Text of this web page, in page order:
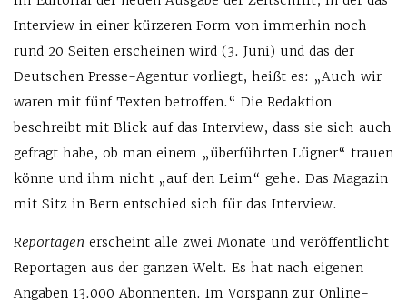
Interview in einer kürzeren Form von immerhin noch
rund 20 Seiten erscheinen wird (3. Juni) und das der
Deutschen Presse-Agentur vorliegt, heißt es: „Auch wir
waren mit fünf Texten betroffen.“ Die Redaktion
beschreibt mit Blick auf das Interview, dass sie sich auch
gefragt habe, ob man einem „überführten Lügner“ trauen
könne und ihm nicht „auf den Leim“ gehe. Das Magazin
mit Sitz in Bern entschied sich für das Interview.
Reportagen erscheint alle zwei Monate und veröffentlicht
Reportagen aus der ganzen Welt. Es hat nach eigenen
Angaben 13.000 Abonnenten. Im Vorspann zur Online-